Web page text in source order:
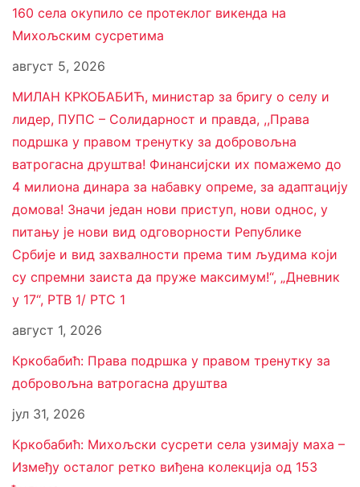
160 села окупило се протеклог викенда на
Михољским сусретима
август 5, 2026
МИЛАН КРКОБАБИЋ, министар за бригу о селу и
лидер, ПУПС – Солидарност и правда, ,,Права
подршка у правом тренутку за добровољна
ватрогасна друштва! Финансијски их помажемо до
4 милиона динара за набавку опреме, за адаптацију
домова! Значи један нови приступ, нови однос, у
питању је нови вид одговорности Републике
Србије и вид захвалности према тим људима који
су спремни заиста да пруже максимум!“, „Дневник
у 17“, РТВ 1/ РТС 1
август 1, 2026
Кркобабић: Права подршка у правом тренутку за
добровољна ватрогасна друштва
јул 31, 2026
Кркобабић: Михољски сусрети села узимају маха –
Између осталог ретко виђена колекција од 153